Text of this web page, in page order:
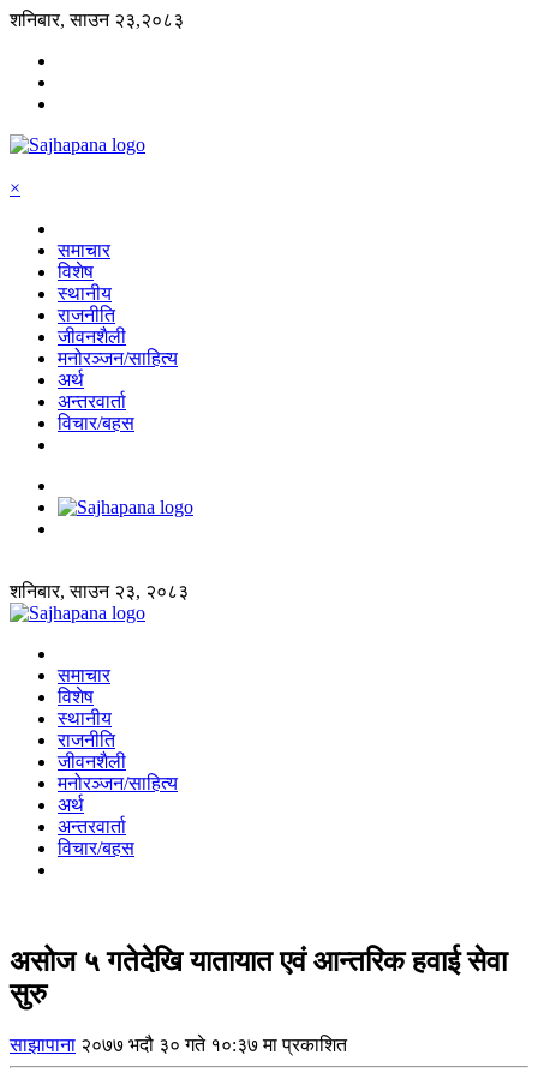
शनिबार, साउन २३,२०८३
×
समाचार
विशेष
स्थानीय
राजनीति
जीवनशैली
मनोरञ्जन/साहित्य
अर्थ
अन्तरवार्ता
विचार/बहस
शनिबार, साउन २३, २०८३
समाचार
विशेष
स्थानीय
राजनीति
जीवनशैली
मनोरञ्जन/साहित्य
अर्थ
अन्तरवार्ता
विचार/बहस
असोज ५ गतेदेखि यातायात एवं आन्तरिक हवाई सेवा
सुरु
साझापाना २०७७ भदौ ३० गते १०:३७ मा प्रकाशित